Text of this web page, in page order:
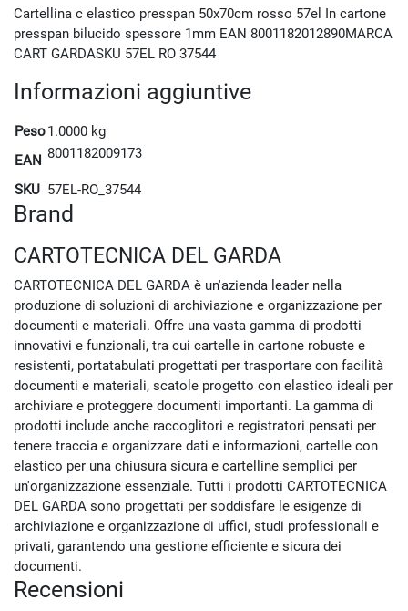
Cartellina c elastico presspan 50x70cm rosso 57el In cartone
presspan bilucido spessore 1mm EAN 8001182012890MARCA
CART GARDASKU 57EL RO 37544
Informazioni aggiuntive
Peso1.0000 kg
EAN 8001182009173
SKU 57EL-RO_37544
Brand
CARTOTECNICA DEL GARDA
CARTOTECNICA DEL GARDA è un'azienda leader nella
produzione di soluzioni di archiviazione e organizzazione per
documenti e materiali. Offre una vasta gamma di prodotti
innovativi e funzionali, tra cui cartelle in cartone robuste e
resistenti, portatabulati progettati per trasportare con facilità
documenti e materiali, scatole progetto con elastico ideali per
archiviare e proteggere documenti importanti. La gamma di
prodotti include anche raccoglitori e registratori pensati per
tenere traccia e organizzare dati e informazioni, cartelle con
elastico per una chiusura sicura e cartelline semplici per
un'organizzazione essenziale. Tutti i prodotti CARTOTECNICA
DEL GARDA sono progettati per soddisfare le esigenze di
archiviazione e organizzazione di uffici, studi professionali e
privati, garantendo una gestione efficiente e sicura dei
documenti.
Recensioni